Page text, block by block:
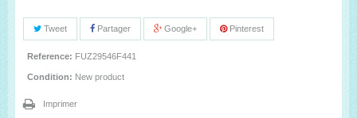
Tweet Partager Google+ Pinterest
Reference: FUZ29546F441
Condition: New product
Imprimer